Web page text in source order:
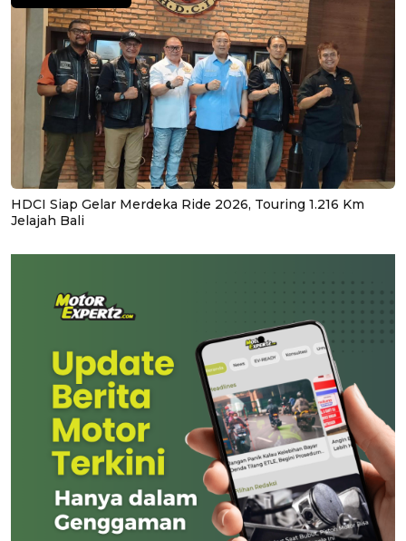
HDCI Siap Gelar Merdeka Ride 2026, Touring 1.216 Km
Jelajah Bali